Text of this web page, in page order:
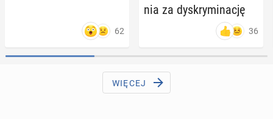
62
nia za dys­kry­mi­na­cję
36
WIĘCEJ